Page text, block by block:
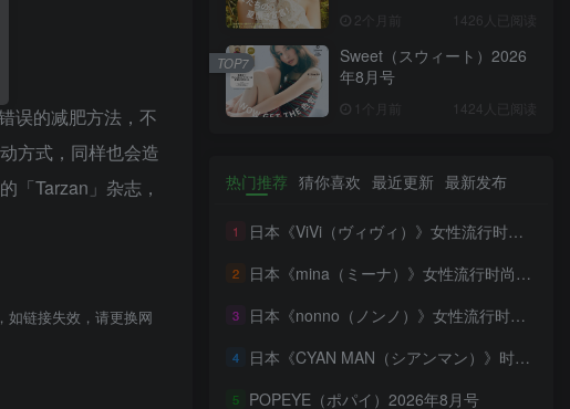
误的减肥方法，不
方式，同样也会造
「Tarzan」杂志，
如链接失效，请更换网
2个月前 1426人已阅读
Sweet（スウィート）2026
年8月号
1个月前 1424人已阅读
TOP7
热门推荐 猜你喜欢 最近更新 最新发布
1 日本《ViVi（ヴィヴィ）》女性流行时尚杂志 PDF电子版【2026年·全年订阅】
2 日本《mina（ミーナ）》女性流行时尚杂志 PDF电子版【2026年·全年订阅】
3 日本《nonno（ノンノ）》女性流行时尚资讯杂志 PDF电子版【2026年·全年订阅】
4 日本《CYAN MAN（シアンマン）》时髦发妆服饰流行杂志 PDF电子版【2026年·全年订阅】
5 POPEYE（ポパイ）2026年8月号